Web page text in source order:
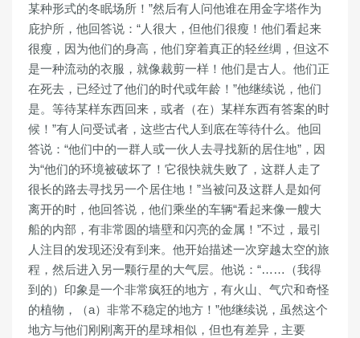
某种形式的冬眠场所！”然后有人问他谁在用金字塔作为
庇护所，他回答说：“人很大，但他们很瘦！他们看起来
很瘦，因为他们的身高，他们穿着真正的轻丝绸，但这不
是一种流动的衣服，就像裁剪一样！他们是古人。他们正
在死去，已经过了他们的时代或年龄！”他继续说，他们
是。等待某样东西回来，或者（在）某样东西有答案的时
候！”有人问受试者，这些古代人到底在等待什么。他回
答说：“他们中的一群人或一伙人去寻找新的居住地”，因
为“他们的环境被破坏了！它很快就失败了，这群人走了
很长的路去寻找另一个居住地！”当被问及这群人是如何
离开的时，他回答说，他们乘坐的车辆“看起来像一艘大
船的内部，有非常圆的墙壁和闪亮的金属！”不过，最引
人注目的发现还没有到来。他开始描述一次穿越太空的旅
程，然后进入另一颗行星的大气层。他说：“……（我得
到的）印象是一个非常疯狂的地方，有火山、气穴和奇怪
的植物，（a）非常不稳定的地方！”他继续说，虽然这个
地方与他们刚刚离开的星球相似，但也有差异，主要